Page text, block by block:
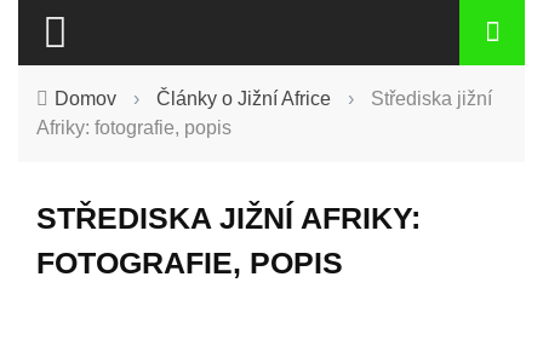
Domov › Články o Jižní Africe ›
Střediska jižní
Afriky: fotografie, popis
STŘEDISKA JIŽNÍ AFRIKY:
FOTOGRAFIE, POPIS